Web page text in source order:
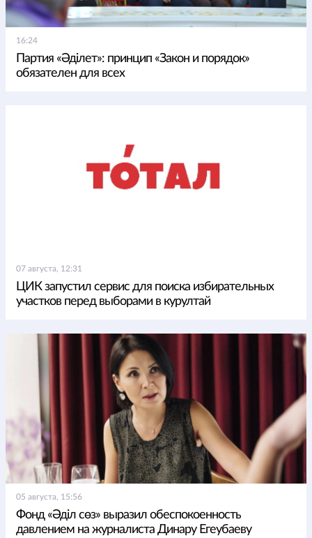
16:24
Партия «Әділет»: принцип «Закон и порядок»
обязателен для всех
07 августа, 12:31
ЦИК запустил сервис для поиска избирательных
участков перед выборами в курултай
05 августа, 15:56
Фонд «Әділ сөз» выразил обеспокоенность
давлением на журналиста Динару Егеубаеву